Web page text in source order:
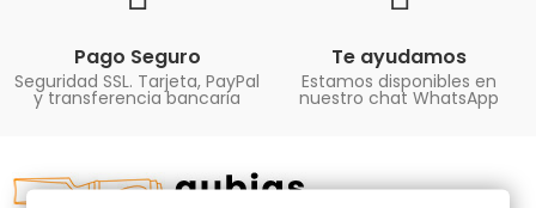
Pago Seguro
Seguridad SSL. Tarjeta, PayPal
y transferencia bancaria
Te ayudamos
Estamos disponibles en
nuestro chat WhatsApp